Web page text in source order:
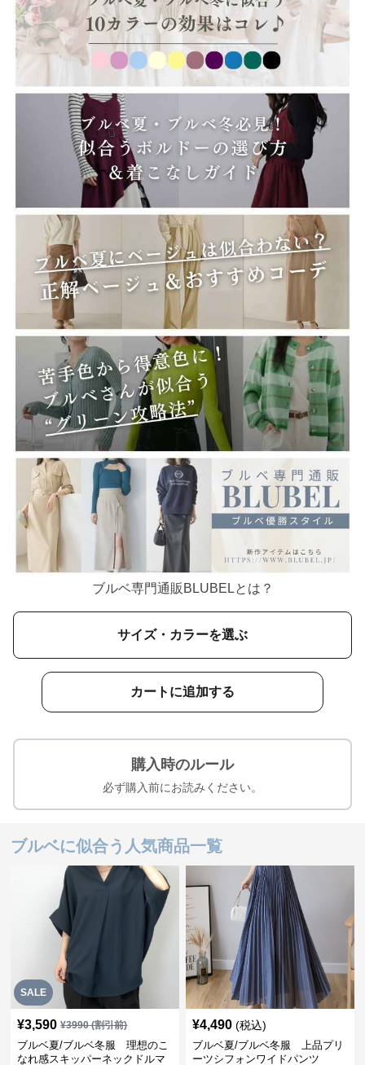
ブルベ専門通販BLUBELとは？
サイズ・カラーを選ぶ
カートに追加する
購入時のルール
必ず購入前にお読みください。
ブルベに似合う人気商品一覧
SALE
¥3,590 ¥3990(割引前)
ブルベ夏/ブルベ冬服 理想のこ
なれ感スキッパーネックドルマ
¥4,490 (税込)
ブルベ夏/ブルベ冬服 上品プリ
ーツシフォンワイドパンツ